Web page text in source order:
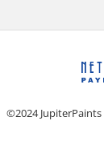
©2024 JupiterPaints